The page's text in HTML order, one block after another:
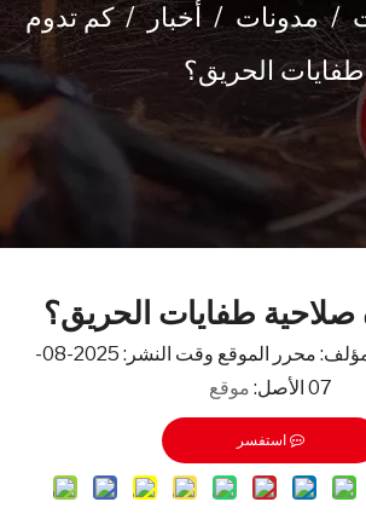
/مدونات / أخبار /كم تدوم
طفايات الحريق؟
طفايات الحريق؟
المؤلف: محرر الموقع وقت النشر: 2025-08-
07 الأصل:
موقع
استفسر